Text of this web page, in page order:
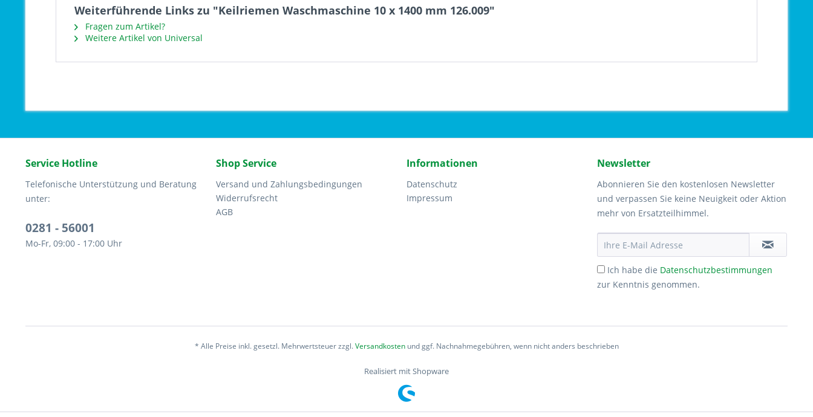
Weiterführende Links zu "Keilriemen Waschmaschine 10 x 1400 mm 126.009"
Fragen zum Artikel?
Weitere Artikel von Universal
Service Hotline
Telefonische Unterstützung und Beratung
unter:
0281 - 56001
Mo-Fr, 09:00 - 17:00 Uhr
Shop Service
Versand und Zahlungsbedingungen
Widerrufsrecht
AGB
Informationen
Datenschutz
Impressum
Newsletter
Abonnieren Sie den kostenlosen Newsletter
und verpassen Sie keine Neuigkeit oder Aktion
mehr von Ersatzteilhimmel.
Ich habe die Datenschutzbestimmungen
zur Kenntnis genommen.
* Alle Preise inkl. gesetzl. Mehrwertsteuer zzgl.Versandkostenund ggf. Nachnahmegebühren, wenn nicht anders beschrieben
Realisiert mit Shopware